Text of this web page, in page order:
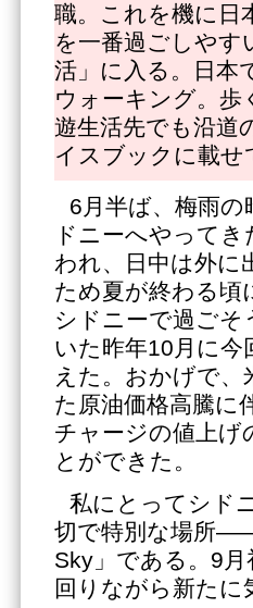
職。これを機に日
を一番過ごしやす
活」に入る。日本
ウォーキング。歩
遊生活先でも沿道
イスブックに載せ
6月半ば、梅雨
ドニーへやって
われ、日中は外に
ため夏が終わる頃
シドニーで過ごそ
いた昨年10月に今
えた。おかげで
た原油価格高騰に
チャージの値上げ
とができた。
私にとってシド
切で特別な場所
Sky」である。9
回りながら新た